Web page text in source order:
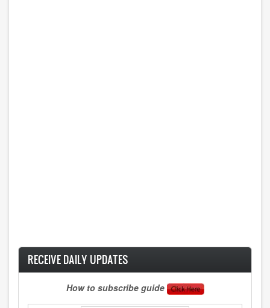
RECEIVE DAILY UPDATES
How to subscribe guide